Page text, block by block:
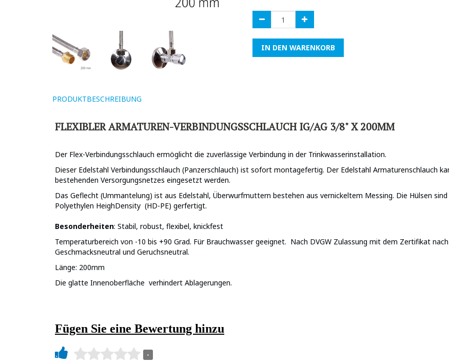
IN DEN WARENKORB
PRODUKTBESCHREIBUNG
FLEXIBLER ARMATUREN-VERBINDUNGSSCHLAUCH IG/AG 3/8" X 200MM
Der Flex-Verbindungsschlauch ermöglicht die zuverlässige Verbindung in der Trinkwasserinstallation.
Dieser Edelstahl Verbindungsschlauch (Panzerschlauch) ist sofort montagefertig. Der Edelstahl Armaturenschlauch
bestehenden Versorgungsnetzes eingesetzt werden.
Das Geflecht (Ummantelung) ist aus Edelstahl, Überwurfmuttern bestehen aus vernickeltem Messing. Die Hülsen
Polyethylen HeighDensity (HD-PE) gerfertigt.
Besonderheiten: Stabil, robust, flexibel, knickfest
Temperaturbereich von -10 bis +90 Grad. Für Brauchwasser geeignet. Nach DVGW Zulassung mit dem Zertifikat
Geschmacksneutral und Geruchsneutral.
Länge: 200mm
Die glatte Innenoberfläche verhindert Ablagerungen.
Fügen Sie eine Bewertung hinzu
-